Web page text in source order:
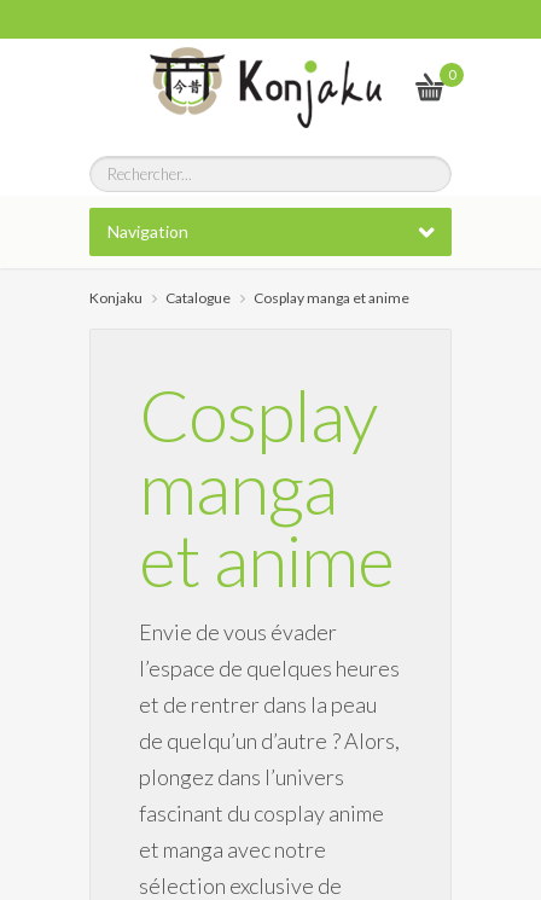
0
Navigation
Konjaku Catalogue Cosplay manga et anime
Cosplay
manga
et anime
Envie de vous évader
l’espace de quelques heures
et de rentrer dans la peau
de quelqu’un d’autre ? Alors,
plongez dans l’univers
fascinant du cosplay anime
et manga avec notre
sélection exclusive de